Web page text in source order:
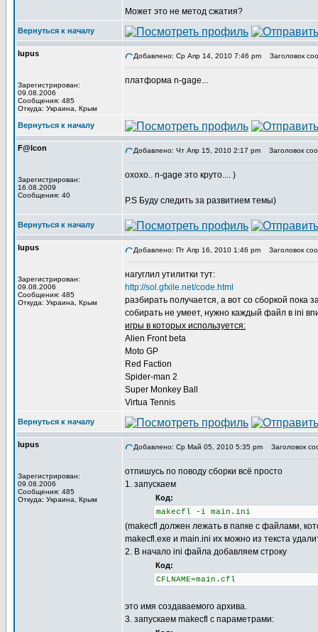
Может это не метод сжатия?
Вернуться к началу
lupus
Зарегистрирован:
09.08.2006
Сообщения: 485
Откуда: Украина, Крым
Добавлено: Ср Апр 14, 2010 7:46 pm Заголовок
платформа n-gage...
Вернуться к началу
F@lcon
Зарегистрирован:
16.08.2009
Сообщения: 40
Добавлено: Чт Апр 15, 2010 2:17 pm Заголовок
охохо.. n-gage это круто.... )
P.S Буду следить за развитием темы)
Вернуться к началу
lupus
Зарегистрирован:
09.08.2006
Сообщения: 485
Откуда: Украина, Крым
Добавлено: Пт Апр 16, 2010 1:46 pm Заголовок
нагуглил утилитки тут:
http://sol.gfxile.net/code.html
разбирать получается, а вот со сборкой пока
собирать не умеет, нужно каждый файл в ini
игры в которых используется:
Alien Front beta
Moto GP
Red Faction
Spider-man 2
Super Monkey Ball
Virtua Tennis
Вернуться к началу
lupus
Зарегистрирован:
09.08.2006
Сообщения: 485
Откуда: Украина, Крым
Добавлено: Ср Май 05, 2010 5:35 pm Заголовок
отпишусь по поводу сборки всё просто
1. запускаем
Код:
makecfl -i main.ini
(makecfl должен лежать в папке с файлами,
makecfl.exe и main.ini их можно из текста
2. В начало ini файла добавляем строку
Код:
CFLNAME=main.cfl
это имя создаваемого архива.
3. запускаем makecfl с параметрами: